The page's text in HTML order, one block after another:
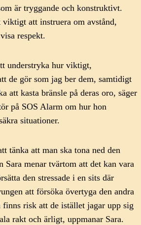
är tryggande och konstruktivt.
att instruera om avstånd,
respekt.
understryka hur viktigt,
de gör som jag ber dem, samtidigt
att kasta bränsle på deras oro, säger
på SOS Alarm om hur hon
situationer.
tänka att man ska tona ned den
Sara menar tvärtom att det kan vara
den stressade i en sits där
att försöka övertyga den andra
risk att de istället jagar upp sig
rakt och ärligt, uppmanar Sara.